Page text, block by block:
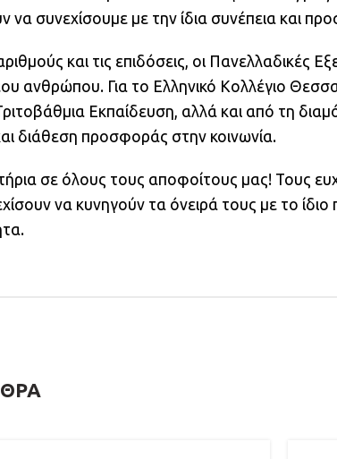
να συνεχίσουμε με την ίδια συνέπεια και
και τις επιδόσεις, οι Πανελλαδικές
ανθρώπου. Για το Ελληνικό Κολλέγιο
Εκπαίδευση, αλλά και από τη
διάθεση προσφοράς στην κοινωνία.
σε όλους τους αποφοίτους μας! Τους
να κυνηγούν τα όνειρά τους με το ίδιο